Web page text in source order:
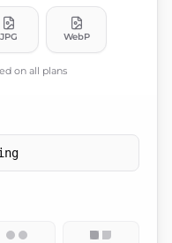
JPG WebP
on all plans